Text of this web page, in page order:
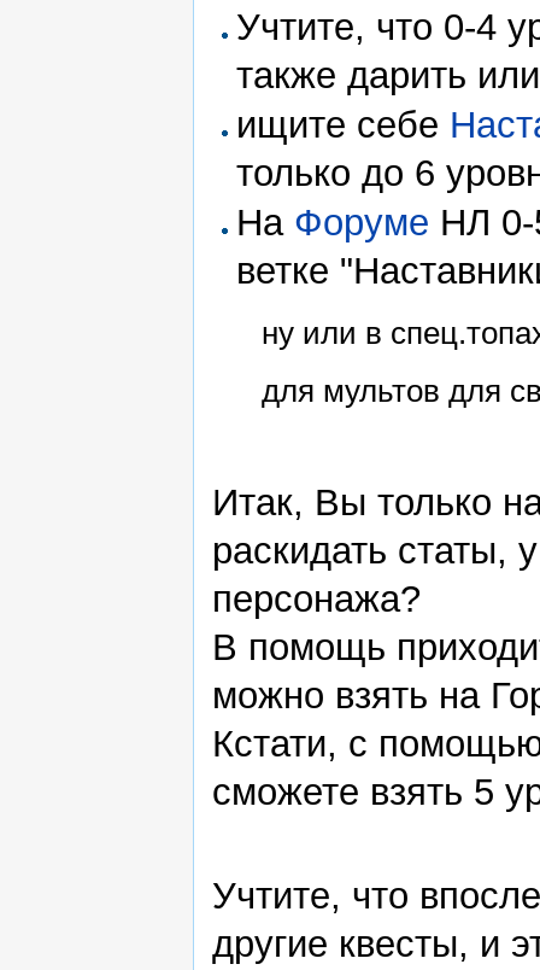
Учтите, что 0-4
также дарить
ищите себе
только до 6
На Форуме НЛ 0-
ветке
ну или в
для мультов для
Итак, Вы только
раскидать статы,
персонажа?
В помощь
можно взять на
Кстати, с
сможете взять 5
Учтите, что
другие квесты, и